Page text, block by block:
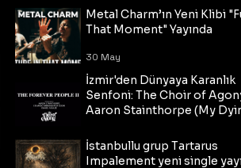
Metal Charm’ın Yeni Klibi
That Moment" Yayında
30 May
İzmir'den Dünyaya Karanlık
Senfoni: The Choir of
Aaron Stainthorpe (My
Tekli!
30 May
İstanbullu grup Tartarus
Impalement yeni single